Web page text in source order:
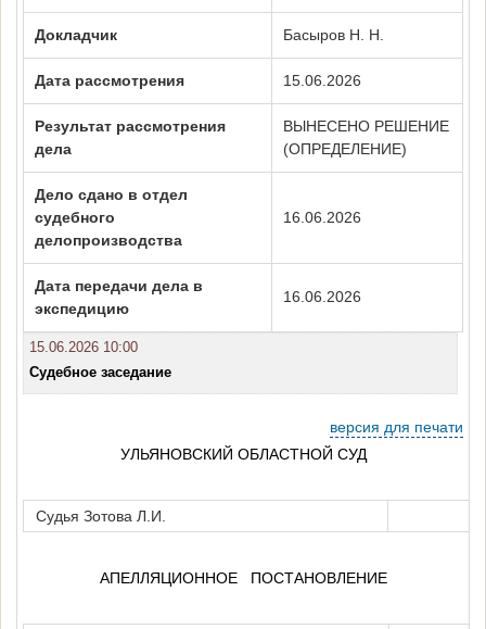
Докладчик Басыров Н. Н.
Дата рассмотрения 15.06.2026
Результат рассмотрения
дела
ВЫНЕСЕНО РЕШЕНИЕ
(ОПРЕДЕЛЕНИЕ)
Дело сдано в отдел
судебного
делопроизводства
16.06.2026
Дата передачи дела в
экспедицию
16.06.2026
15.06.2026 10:00
Судебное заседание
версия для печати
УЛЬЯНОВСКИЙ ОБЛАСТНОЙ СУД
Судья Зотова Л.И.
АПЕЛЛЯЦИОННОЕ ПОСТАНОВЛЕНИЕ